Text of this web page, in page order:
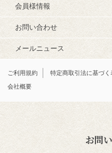
会員様情報
お問い合わせ
メールニュース
ご利用規約 特定商取引法に基づく
会社概要
お問